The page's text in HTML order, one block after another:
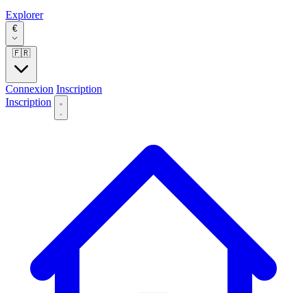
Explorer
€
🇫🇷
Connexion Inscription
Inscription